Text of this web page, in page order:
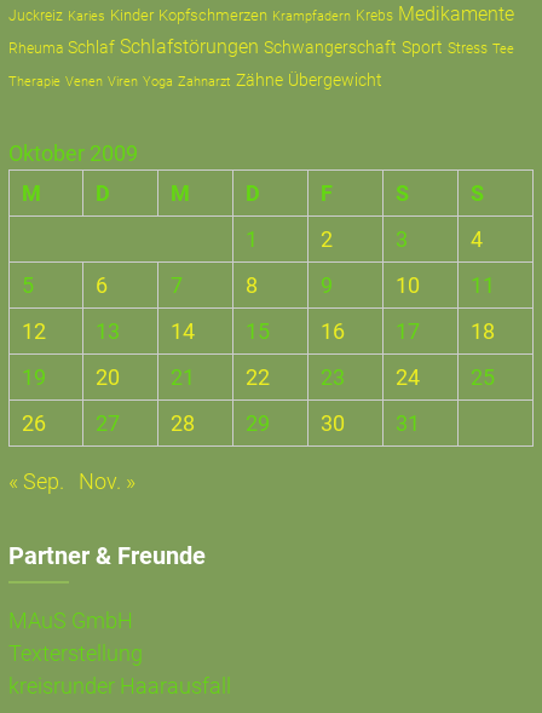
Juckreiz Karies Kinder Kopfschmerzen Krampfadern Krebs Medikamente
Rheuma Schlaf Schlafstörungen Schwangerschaft Sport Stress Tee
Therapie Venen Viren Yoga Zahnarzt Zähne Übergewicht
Oktober 2009
M
D M D F S
S
1
2 3
4
5
6 7 8 9 10
11
12
13 14 15 16 17
18
19
20 21 22 23 24
25
26
27 28 29 30 31
« Sep. Nov. »
Partner & Freunde
MAuS GmbH
Texterstellung
kreisrunder Haarausfall